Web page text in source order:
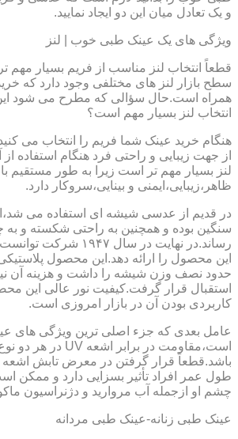
و یک تعادل میان این دو ایجاد نمایید.
ویژگی های یک عینک طبی خوب | لنز
قطعاً انتخاب لنز مناسب از فریم بسیار مهم
سطح بازار لنز های مختلفی وجود دارد که خرید
همراه است.حال سؤالی که مطرح می شود
انتخاب لنز بسیار مهم است؟
هنگام خرید عینک شما فریم را انتخاب می
از جهت زیبایی و راحتی فرد هنگام استفاده
لنز بسیار مهم تر است زیرا به طور مستقیم
ظاهر،زیبایی،ایمنی و بینایی،سروکار دارد.
در قدیم از عدسی شیشه ای استفاده می
سنگین بوده و همچنین به راحتی شکسته و
رساند.در نهایت در سال
این محصول را ارائه دهد.این محصول
حدود نصف وزن شیشه را داشت و هزینه آن
استقبال قرار گرفت.کیفیت نور عالی این
کاربردی بودن آن در بازار امروزی است.
عامل بعدی که جزء اصلی ترین ویژگی های
طول عمر افراد تأثیر بسزایی دارد و ممکن
چشم او ازجمله آب مروارید و دژنراسیون
عینک طبی زنانه-عینک طبی مردانه